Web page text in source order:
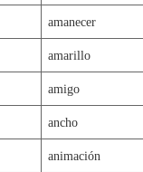
amanecer
amarillo
amigo
ancho
animación